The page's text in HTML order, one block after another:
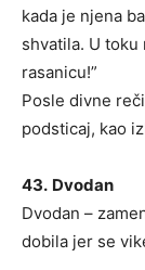
kada je njena
shvatila. U toku
rasanicu!”
Posle divne
podsticaj, kao
43. Dvodan
Dvodan –
dobila jer se